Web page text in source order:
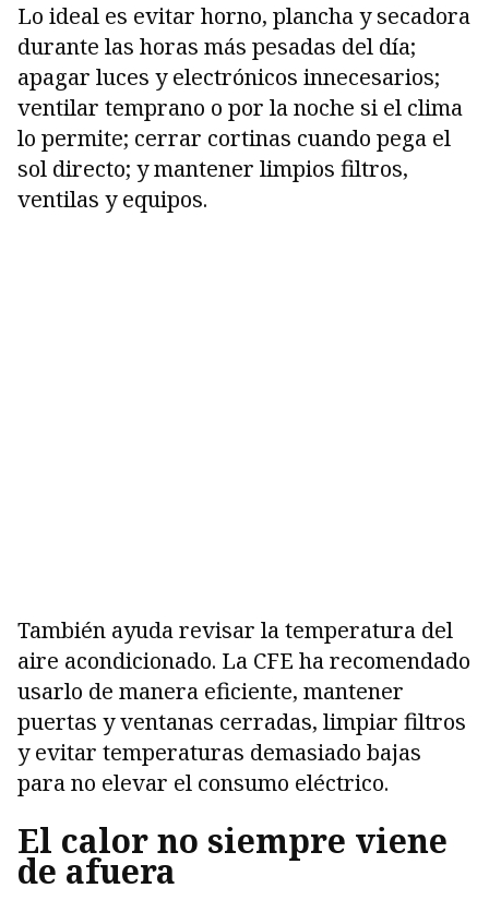
Lo ideal es evitar horno, plancha y secadora
durante las horas más pesadas del día;
apagar luces y electrónicos innecesarios;
ventilar temprano o por la noche si el clima
lo permite; cerrar cortinas cuando pega el
sol directo; y mantener limpios filtros,
ventilas y equipos.
También ayuda revisar la temperatura del
aire acondicionado. La CFE ha recomendado
usarlo de manera eficiente, mantener
puertas y ventanas cerradas, limpiar filtros
y evitar temperaturas demasiado bajas
para no elevar el consumo eléctrico.
El calor no siempre viene
de afuera